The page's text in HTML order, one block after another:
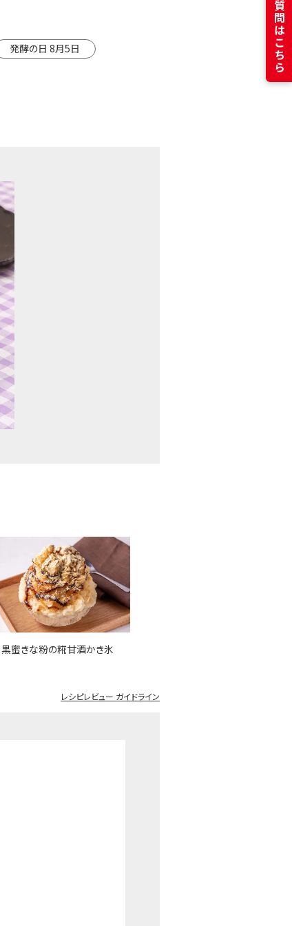
発酵の日 8月5日
黒蜜きな粉の糀甘酒かき氷
レシピレビュー ガイドライン